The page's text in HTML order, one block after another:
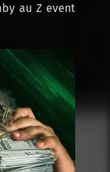
au Z event